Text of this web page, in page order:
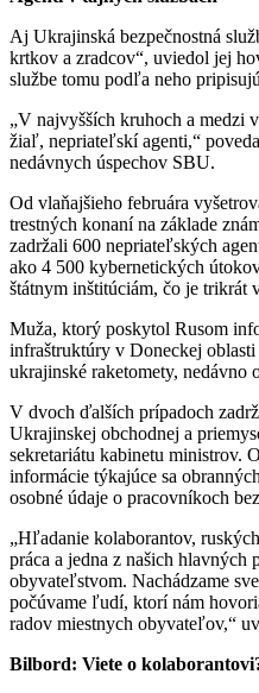
Aj Ukrajinská bezpečnostná
krtkov a zradcov“, uviedol jej
službe tomu podľa neho
„V najvyšších kruhoch a medzi
žiaľ, nepriateľskí agenti,“
nedávnych úspechov SBU.
Od vlaňajšieho februára
trestných konaní na základe
zadržali 600 nepriateľských
ako 4 500 kybernetických
štátnym inštitúciám, čo je trikrát
Muža, ktorý poskytol Rusom
infraštruktúry v Doneckej
ukrajinské raketomety, nedávno
V dvoch ďalších prípadoch
Ukrajinskej obchodnej a
sekretariátu kabinetu ministrov.
informácie týkajúce sa
osobné údaje o pracovníkoch
„Hľadanie kolaborantov,
práca a jedna z našich hlavných
obyvateľstvom. Nachádzame
počúvame ľudí, ktorí nám
radov miestnych obyvateľov,“
Bilbord: Viete o